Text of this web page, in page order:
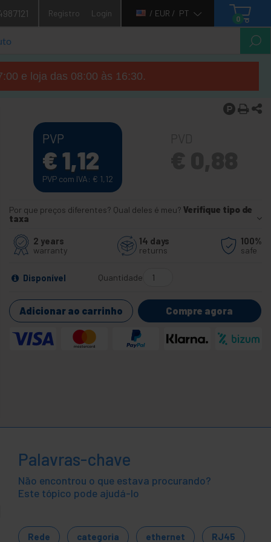
Registro Login / EUR / PT
0
e loja das 08:00 às 16:30.
PVP
€1,12
PVP com IVA: € 1,12
Por que preços diferentes? Qual deles é meu? Verifique tipo de
taxa
2 years
warranty
14 days
returns
100%
safe
Disponível Quantidade
Adicionar ao carrinho Compre agora
Palavras-chave
Não encontrou o que estava procurando?
Este tópico pode ajudá-lo
Rede categoria ethernet RJ45